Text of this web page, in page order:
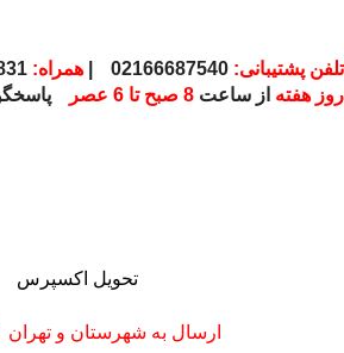
تلفن پشتیبانی: همراه:
روز هفته از ساعت 8 صبح تا 6 عصر
تحویل اکسپرس
ارسال به شهرستان و تهران